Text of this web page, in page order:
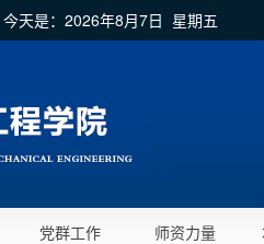
天是： 2026年8月7日 星期五
党群工作 师资力量